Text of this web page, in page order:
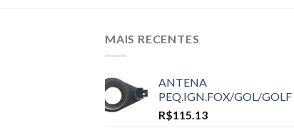
MAIS RECENTES
ANTENA
PEQ.IGN.FOX/GOL/
R$115.13